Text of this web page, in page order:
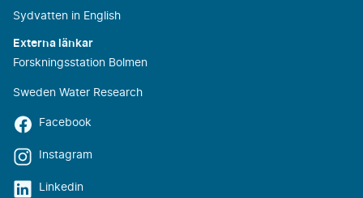
Sydvatten in English
Externa länkar
Forskningsstation Bolmen
Sweden Water Research
Facebook
Instagram
Linkedin